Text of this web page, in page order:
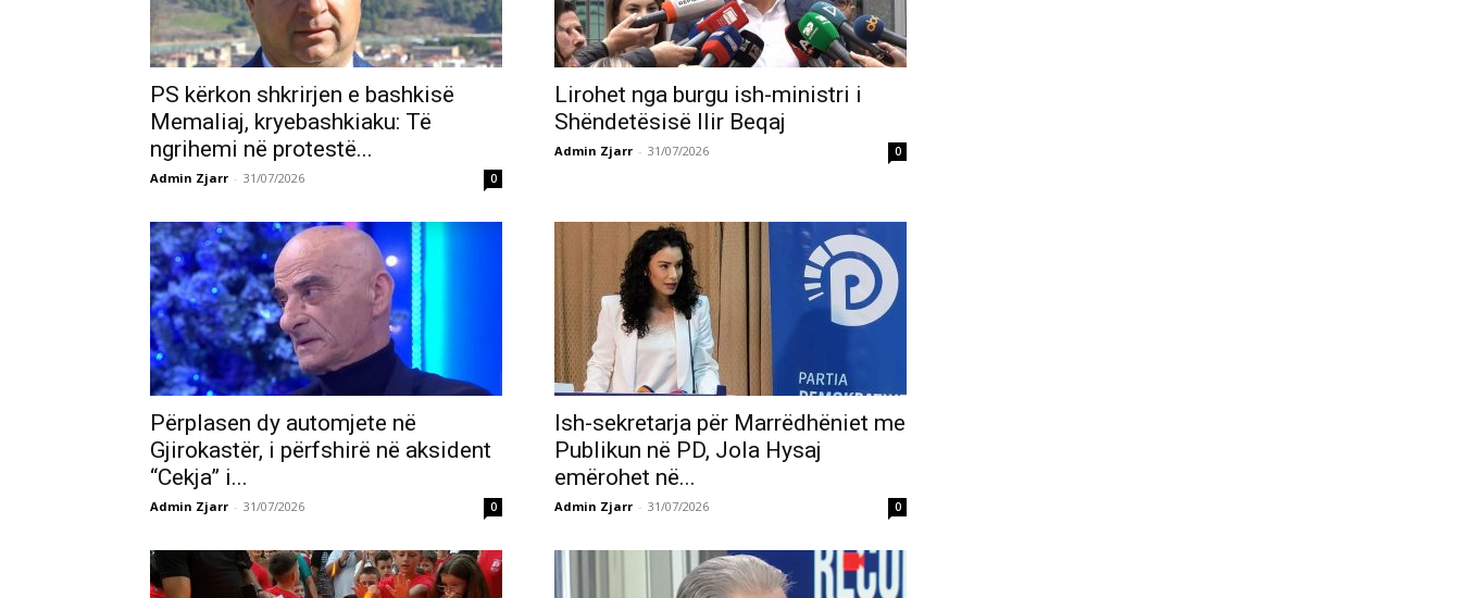
PS kërkon shkrirjen e bashkisë
Memaliaj, kryebashkiaku: Të
ngrihemi në protestë...
Admin Zjarr - 31/07/2026 0
Lirohet nga burgu ish-ministri i
Shëndetësisë Ilir Beqaj
Admin Zjarr - 31/07/2026 0
Përplasen dy automjete në
Gjirokastër, i përfshirë në aksident
“Cekja” i...
Admin Zjarr - 31/07/2026 0
Ish-sekretarja për Marrëdhëniet me
Publikun në PD, Jola Hysaj
emërohet në...
Admin Zjarr - 31/07/2026 0